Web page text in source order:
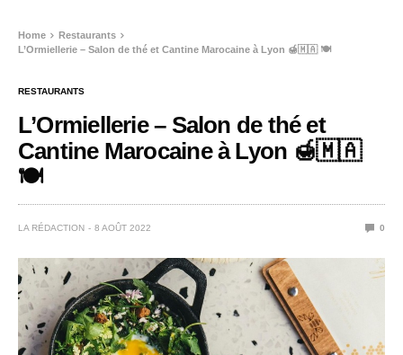
Home
Restaurants
L’Ormiellerie – Salon de thé et Cantine Marocaine à Lyon 🍯🇲🇦 🍽️
RESTAURANTS
L’Ormiellerie – Salon de thé et
Cantine Marocaine à Lyon 🍯🇲🇦
🍽️
LA RÉDACTION 8 AOÛT 2022 0